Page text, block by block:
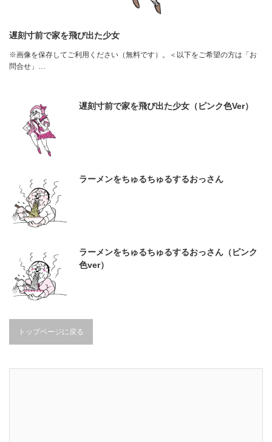
遅刻寸前で家を飛び出た少女
※画像を保存してご利用ください（無料です）。＜以下をご希望の方は「お
問合せ」…
遅刻寸前で家を飛び出た少女（ピンク色Ver）
ラーメンをちゅるちゅるするおっさん
ラーメンをちゅるちゅるするおっさん（ピンク
色ver）
トップページに戻る